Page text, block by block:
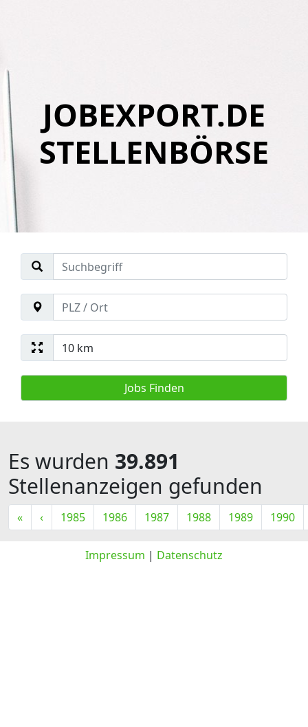
JOBEXPORT.DE
STELLENBÖRSE
Es wurden 39.891
Stellenanzeigen gefunden
« ‹ 1985 1986 1987 1988 1989 1990
Impressum | Datenschutz